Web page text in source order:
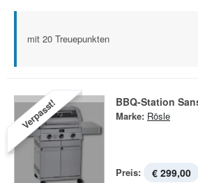
mit 20 Treuepunkten
Verpasst! BBQ-Station
Marke: Rösle
Preis: € 299,00